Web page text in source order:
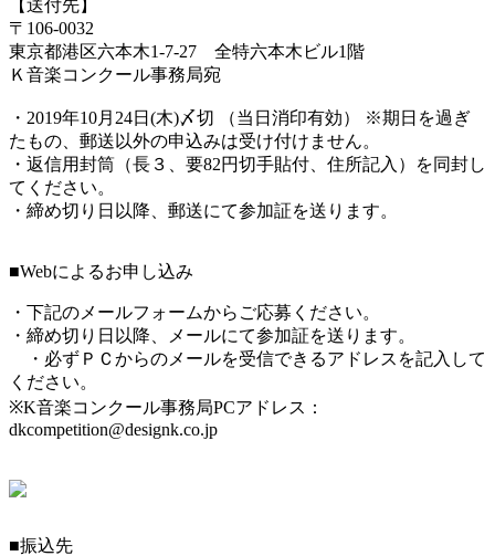
【送付先】
〒106-0032
東京都港区六本木1-7-27 全特六本木ビル1階
Ｋ音楽コンクール事務局宛
・2019年10月24日(木)〆切 （当日消印有効） ※期日を過ぎ
たもの、郵送以外の申込みは受け付けません。
・返信用封筒（長３、要82円切手貼付、住所記入）を同封し
てください。
・締め切り日以降、郵送にて参加証を送ります。
■Webによるお申し込み
・下記のメールフォームからご応募ください。
・締め切り日以降、メールにて参加証を送ります。
・必ずＰＣからのメールを受信できるアドレスを記入して
ください。
※K音楽コンクール事務局PCアドレス：
dkcompetition@designk.co.jp
■振込先